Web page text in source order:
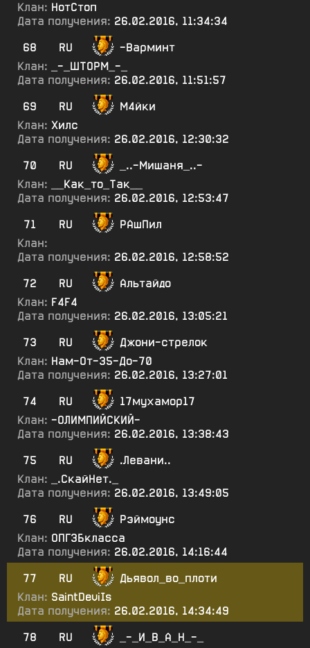
Клан: НотСтоп
Дата получения: 26.02.2016, 11:34:34
68
RU
-Варминт
Клан:
_-_ШТОРМ_-_
Дата получения: 26.02.2016, 11:51:57
69
RU
М4йки
Клан: Хилс
Дата получения: 26.02.2016, 12:30:32
70
RU
_..-Мишаня_..-
Клан:
__Как_то_Так__
Дата получения: 26.02.2016, 12:53:47
71
RU
РАшПил
Клан:
Дата получения: 26.02.2016, 12:58:52
72
RU
Альтайдо
Клан: F4F4
Дата получения: 26.02.2016, 13:05:21
73
RU
Джони-стрелок
Клан: Нам-От-35-До-70
Дата получения: 26.02.2016, 13:27:01
74
RU
17мухамор17
Клан: -ОЛИМПИЙСКИЙ-
Дата получения: 26.02.2016, 13:38:43
75
RU
.Левани..
Клан:
_.СкайНет._
Дата получения: 26.02.2016, 13:49:05
76
RU
Рэймоунс
Клан: ОПГ3Бкласса
Дата получения: 26.02.2016, 14:16:44
77
RU
Дьявол_во_плоти
Клан: SaintDeviIs
Дата получения: 26.02.2016, 14:34:49
78
RU
_-_И_В_А_Н_-_